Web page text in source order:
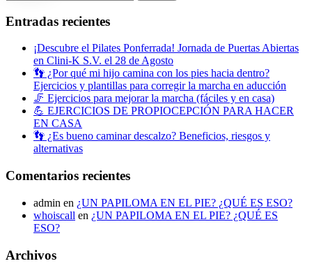
Entradas recientes
¡Descubre el Pilates Ponferrada! Jornada de Puertas Abiertas
en Clini-K S.V. el 28 de Agosto
👣 ¿Por qué mi hijo camina con los pies hacia dentro?
Ejercicios y plantillas para corregir la marcha en aducción
🦵 Ejercicios para mejorar la marcha (fáciles y en casa)
💪 EJERCICIOS DE PROPIOCEPCIÓN PARA HACER
EN CASA
👣 ¿Es bueno caminar descalzo? Beneficios, riesgos y
alternativas
Comentarios recientes
admin en ¿UN PAPILOMA EN EL PIE? ¿QUÉ ES ESO?
whoiscall en ¿UN PAPILOMA EN EL PIE? ¿QUÉ ES
ESO?
Archivos